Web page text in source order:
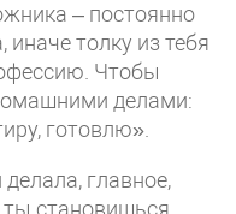
– постоянно
толку из тебя
Чтобы
делами:
готовлю».
главное,
становишься